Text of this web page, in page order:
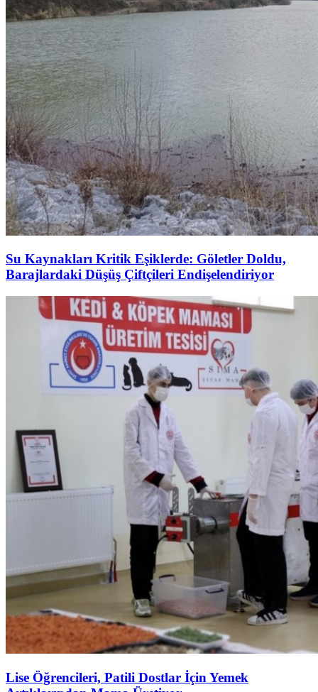
Su Kaynakları Kritik Eşiklerde: Göletler Doldu,
Barajlardaki Düşüş Çiftçileri Endişelendiriyor
Lise Öğrencileri, Patili Dostlar İçin Yemek